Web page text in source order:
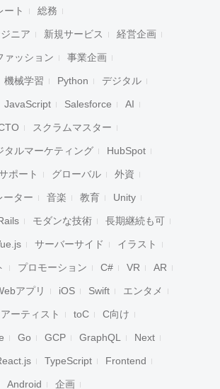
ート 総務
ニア 新規サービス 経営企画
ァッション 事業企画
機械学習 Python デジタル
JavaScript Salesforce AI
スクラムマスター
タルマーケティング HubSpot
ポート グローバル 外資
ーター 音楽 教育 Unity
モダンな技術 長期継続も可
サーバーサイド イラスト
プロモーション C# VR AR
アプリ iOS Swift エンタメ
アーティスト toC C向け
Go GCP GraphQL Next
TypeScript Frontend
Android 企画